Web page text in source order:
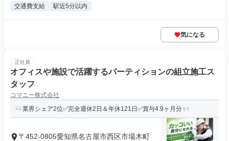
交通費支給 駅近5分以内
気になる
正社員
オフィスや施設で活躍するパーティションの組立施工ス
タッフ
コマニー株式会社
業界シェア2位✅完全週休2日＆年休121日✅賞与4.9ヶ月分
〒452-0805愛知県名古屋市西区市場木町